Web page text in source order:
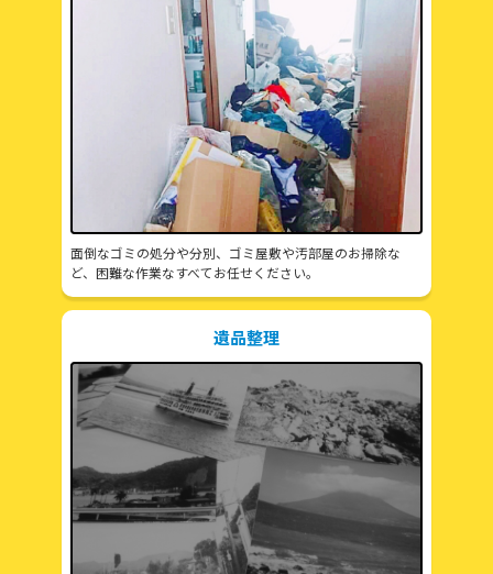
面倒なゴミの処分や分別、ゴミ屋敷や汚部屋のお掃除な
ど、困難な作業なすべてお任せください。
遺品整理